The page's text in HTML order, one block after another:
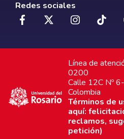
Redes sociales
Línea de
0200
Calle 12C Nº
Colombia
Términos de
aquí:
reclamos,
petición)